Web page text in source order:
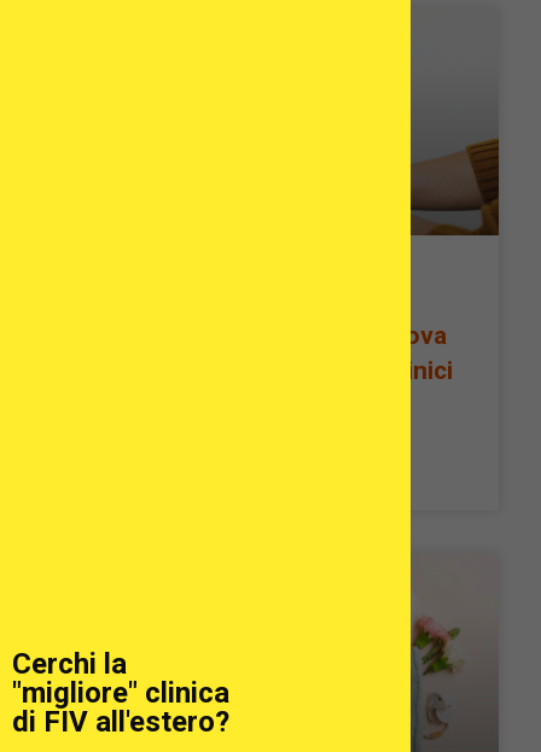
Fecondazione in Vitro con Uova
Donatrici in Grecia – Studi Clinici
Cerchi la
"migliore" clinica
di FIV all'estero?